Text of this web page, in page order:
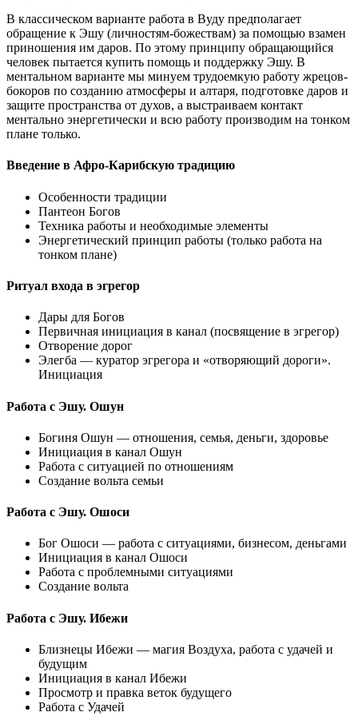
В классическом варианте работа в Вуду предполагает
обращение к Эшу (личностям-божествам) за помощью взамен
приношения им даров. По этому принципу обращающийся
человек пытается купить помощь и поддержку Эшу. В
ментальном варианте мы минуем трудоемкую работу жрецов-
бокоров по созданию атмосферы и алтаря, подготовке даров и
защите пространства от духов, а выстраиваем контакт
ментально энергетически и всю работу производим на тонком
плане только.
Введение в Афро-Карибскую традицию
Особенности традиции
Пантеон Богов
Техника работы и необходимые элементы
Энергетический принцип работы (только работа на
тонком плане)
Ритуал входа в эгрегор
Дары для Богов
Первичная инициация в канал (посвящение в эгрегор)
Отворение дорог
Элегба — куратор эгрегора и «отворяющий дороги».
Инициация
Работа с Эшу. Ошун
Богиня Ошун — отношения, семья, деньги, здоровье
Инициация в канал Ошун
Работа с ситуацией по отношениям
Создание вольта семьи
Работа с Эшу. Ошоси
Бог Ошоси — работа с ситуациями, бизнесом, деньгами
Инициация в канал Ошоси
Работа с проблемными ситуациями
Создание вольта
Работа с Эшу. Ибежи
Близнецы Ибежи — магия Воздуха, работа с удачей и
будущим
Инициация в канал Ибежи
Просмотр и правка веток будущего
Работа с Удачей